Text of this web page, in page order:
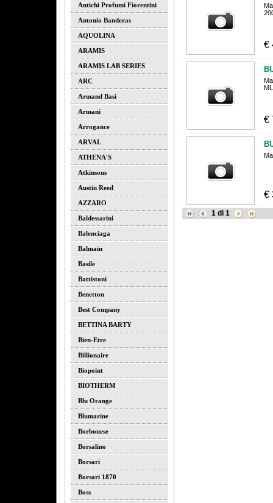
Antichi Profumi Fiorentini
Antonio Banderas
AQUOLINA
ARAMIS
ARAMIS LAB SERIES
ARC
Armand Basi
Armani
Arrogance
ARVAL
ATHENA'S
Atkinsons
Austin Reed
AZZARO
Baldessarini
Balenciaga
Balmain
Basile
Battistoni
Benetton
Best Company
BETTINA BARTY
Bien-Etre
Billionaire
Biopoint
BIOTHERM
Blu Orange
Blumarine
Borbonese
Borsalino
Borsari
Borsari 1870
Boss
1di 1
€
ML
€
€